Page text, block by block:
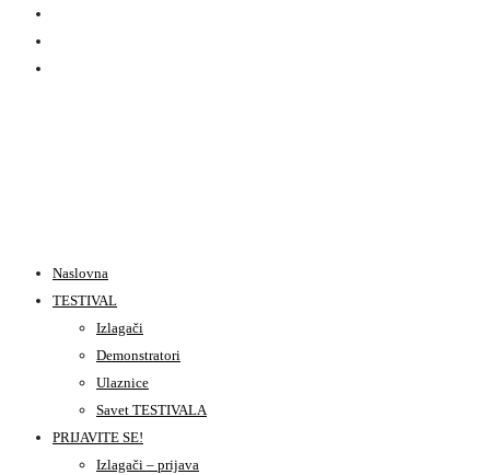
Naslovna
TESTIVAL
Izlagači
Demonstratori
Ulaznice
Savet TESTIVALA
PRIJAVITE SE!
Izlagači – prijava